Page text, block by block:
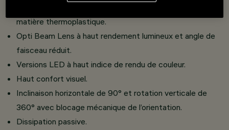
matière thermoplastique.
Opti Beam Lens à haut rendement lumineux et angle de
faisceau réduit.
Versions LED à haut indice de rendu de couleur.
Haut confort visuel.
Inclinaison horizontale de 90° et rotation verticale de
360° avec blocage mécanique de l’orientation.
Dissipation passive.